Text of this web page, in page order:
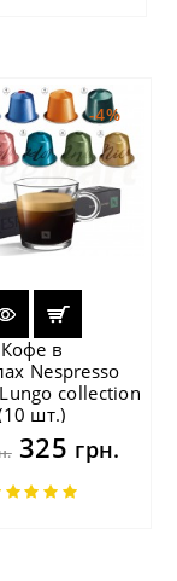
-4%
Кофе в
Nespresso
collection
шт.)
325 грн.